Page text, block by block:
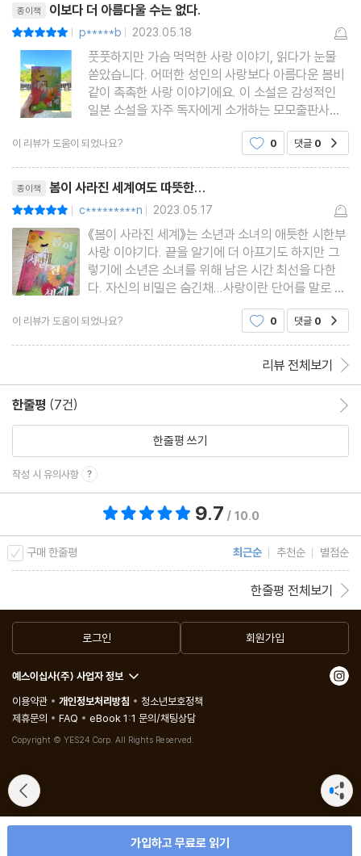
종이책 이보다 더 아름다울 수는 없다.
| p*****b | 2023.05.18
풋풋하지만 가슴 먹먹한 사랑 이야기, 읽다가 눈물
쏟았습니다. 어떠한 성인의 사랑보다 아름다운 봄비
같이 촉촉한 사랑 이야기에요. 이 소설은 감성적인
일본 소설을 자주 독자에게 소개하는 모모출판사에
서 나온 작가 모리타 아오의 첫 작품이랍니다. 이 이
야기는 크게 ‘시한부 1년을 선고받은 내가 시한부 반
받은 친구를 좋아하
이 리뷰가 도움이 되었나요? 0 댓글 0
종이책 봄이 사라진 세계여도 따뜻한...
| c*********n | 2023.05.17
《봄이 사라진 세계》는 소년과 소녀의 애틋한 시한부
사랑 이야기다. 끝을 알기에 더 아프기도 하지만 그
렇기에 소년은 소녀를 위해 남은 시간 최선을 다한
다. 자신의 비밀은 숨긴채...사랑이란 단어를 말로 하
진 않지만 다른 형태로 표현하는 소년과 소녀. 말하
지 않음으로써 더 진한 여운을 남긴다. 그래서 표지
이 리뷰가 도움이 되었나요? 0 댓글 0
리뷰 전체보기
한줄평 (7건)
한줄평 쓰기
작성 시 유의사항
9.7 / 10.0
구매 한줄평 최근순 추천순 별점순
한줄평 전체보기
가입하고 무료로 읽기
로그인 회원가입
예스이십사(주) 사업자 정보
이용약관
개인정보처리방침
청소년보호정책
제휴문의
FAQ eBook 1:1 문의/채팅상담
Copyright © YES24 Corp. All Rights Reserved.